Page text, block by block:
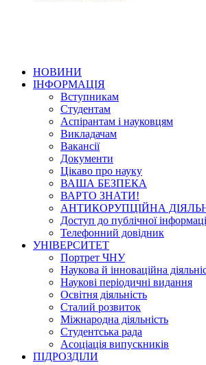
НОВИНИ
ІНФОРМАЦІЯ
Вступникам
Студентам
Аспірантам і науковцям
Викладачам
Вакансії
Документи
Цікаво про науку
ВАША БЕЗПЕКА
ВАРТО ЗНАТИ!
АНТИКОРУПЦІЙНА
Доступ до публічної
Телефонний довідник
УНІВЕРСИТЕТ
Портрет ЧНУ
Наукова й інноваційна
Наукові періодичні видання
Освітня діяльність
Сталий розвиток
Міжнародна діяльність
Студентська рада
Асоціація випускників
ПІДРОЗДІЛИ